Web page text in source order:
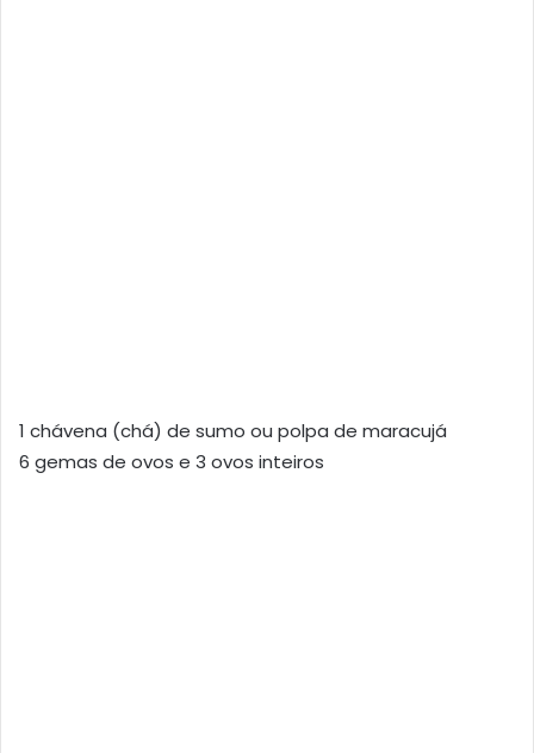
1 chávena (chá) de sumo ou polpa de maracujá
6 gemas de ovos e 3 ovos inteiros